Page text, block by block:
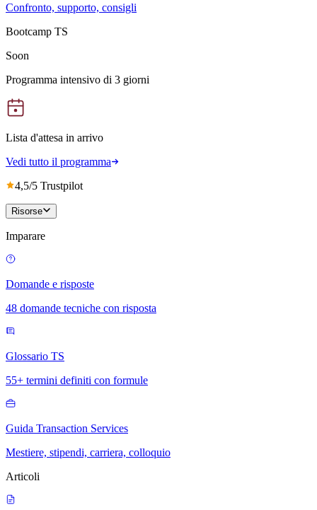
Confronto, supporto, consigli
Bootcamp TS
Soon
Programma intensivo di 3 giorni
Lista d'attesa in arrivo
Vedi tutto il programma
4,5/5 Trustpilot
Risorse
Imparare
Domande e risposte
48 domande tecniche con risposta
Glossario TS
55+ termini definiti con formule
Guida Transaction Services
Mestiere, stipendi, carriera, colloquio
Articoli